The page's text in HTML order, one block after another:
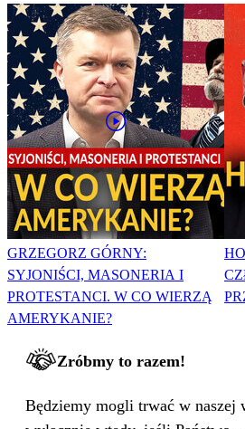
GRZEGORZ GÓRNY:
SYJONIŚCI, MASONERIA I
PROTESTANCI. W CO WIERZĄ
AMERYKANIE?
Zróbmy to razem!
Będziemy mogli trwać w naszej